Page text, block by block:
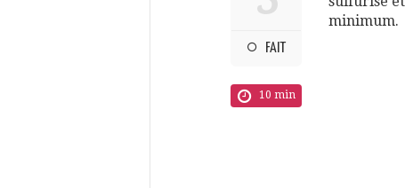
FAIT
10 min
minimum.